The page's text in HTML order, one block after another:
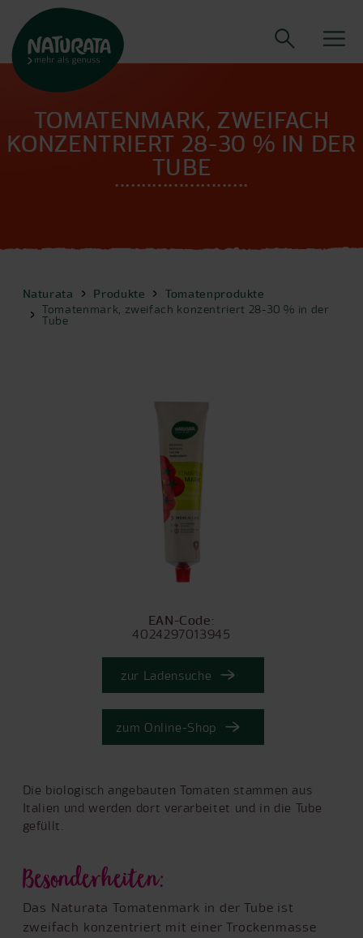
TOMATENMARK, ZWEIFACH
KONZENTRIERT 28-30 % IN DER
TUBE
Naturata Produkte
Tomatenprodukte
Tomatenmark, zweifach konzentriert 28-30 % in der
Tube
EAN-Code:
4024297013945
zur Ladensuche
zum Online-Shop
Die biologisch angebauten Tomaten stammen aus
Italien und werden dort verarbeitet und in die Tube
gefüllt.
Besonderheiten:
Das Naturata Tomatenmark in der Tube ist
zweifach konzentriert mit einer Trockenmasse